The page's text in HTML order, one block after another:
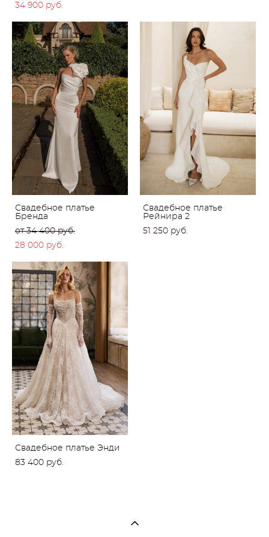
34 900 pуб.
Свадебное платье
Бренда
от 34 400 pуб.
28 000 pуб.
Свадебное платье
Рейнира 2
51 250 pуб.
Свадебное платье Энди
83 400 pуб.